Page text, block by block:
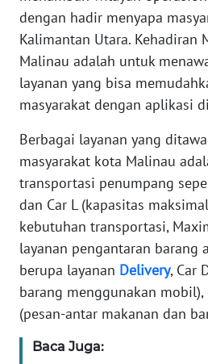
dengan hadir menyapa
Kalimantan Utara. Kehadiran
Malinau adalah untuk
layanan yang bisa
masyarakat dengan aplikasi
Berbagai layanan yang
masyarakat kota Malinau
transportasi penumpang
dan Car L (kapasitas
kebutuhan transportasi,
layanan pengantaran barang
berupa layanan Delivery, Car
barang menggunakan
(pesan-antar makanan dan
Baca Juga:
REDAKSI
KARIR
DISCLAIMER
Wahana
Regional
WN
SUMUT
WN
JAKARTA
JABAR